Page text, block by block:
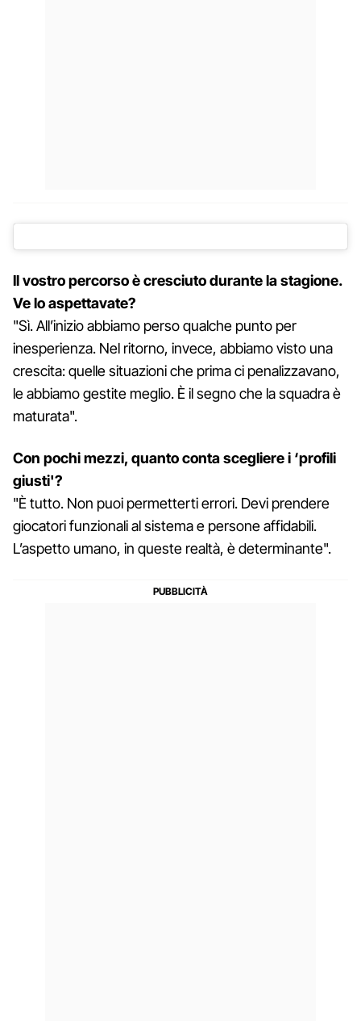
Il vostro percorso è cresciuto durante la stagione.
Ve lo aspettavate?
"Sì. All’inizio abbiamo perso qualche punto per
inesperienza. Nel ritorno, invece, abbiamo visto una
crescita: quelle situazioni che prima ci penalizzavano,
le abbiamo gestite meglio. È il segno che la squadra è
maturata".
Con pochi mezzi, quanto conta scegliere i ‘profili
giusti'?
"È tutto. Non puoi permetterti errori. Devi prendere
giocatori funzionali al sistema e persone affidabili.
L’aspetto umano, in queste realtà, è determinante".